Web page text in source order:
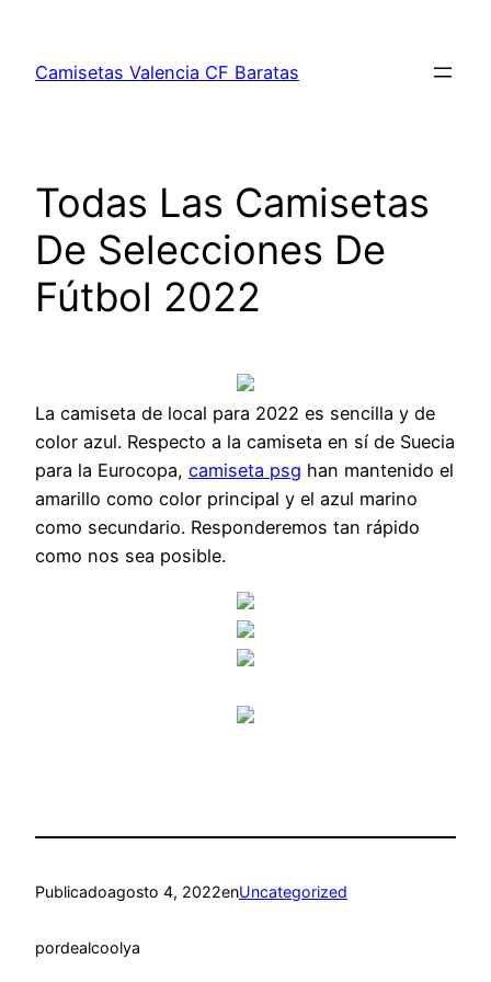
contenido
Camisetas Valencia CF Baratas
Todas Las Camisetas
De Selecciones De
Fútbol 2022
La camiseta de local para 2022 es sencilla y de
color azul. Respecto a la camiseta en sí de Suecia
para la Eurocopa, camiseta psg han mantenido el
amarillo como color principal y el azul marino
como secundario. Responderemos tan rápido
como nos sea posible.
Publicadoagosto 4, 2022enUncategorized
pordealcoolya